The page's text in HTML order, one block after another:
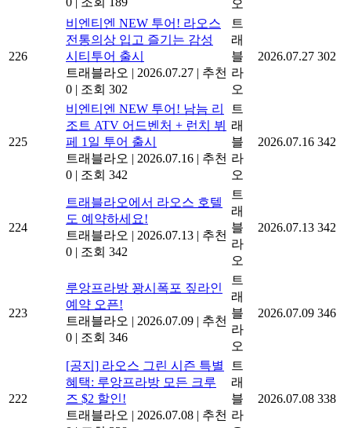
🚗
트래블라오 | 2026.08.02 | 추천
0 | 조회 189
블
라
오
비엔티엔 NEW 투어! 라오스
전통의상 입고 즐기는 감성
시티투어 출시
트래블라오 | 2026.07.27 | 추천
0 | 조회 302
트
래
블
라
오
비엔티엔 NEW 투어! 남늠 리
조트 ATV 어드벤처 + 런치 뷔
페 1일 투어 출시
트래블라오 | 2026.07.16
추천
0 | 조회 342
트
래
블
라
오
트래블라오에서 라오스 호텔
도 예약하세요!
0 | 조회 342
트
래
블
라
오
루앙프라방 꽝시폭포 짚라인
예약 오픈!
트래블라오
| 2026.07.09
추천
0 | 조회 346
트
래
블
라
오
[공지] 라오스 그린 시즌 특별
혜택: 루앙프라방 모든 크루
트
래